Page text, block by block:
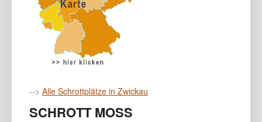
--> Alle Schrottplätze in Zwickau
SCHROTT MOSS